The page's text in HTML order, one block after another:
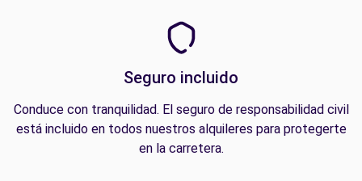
Seguro incluido
Conduce con tranquilidad. El seguro de responsabilidad civil
está incluido en todos nuestros alquileres para protegerte
en la carretera.